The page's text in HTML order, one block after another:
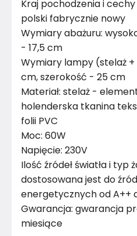
Kraj pochodzenia i
polski fabrycznie nowy
Wymiary abażuru:
- 17,5 cm
Wymiary lampy (stelaż +
cm, szerokość - 25 cm
Materiał: stelaż -
holenderska tkanina
folii PVC
Moc: 60W
Napięcie: 230V
Ilość źródeł światła i typ
dostosowana jest do
energetycznych od A++
Gwarancja: gwarancja
miesiące